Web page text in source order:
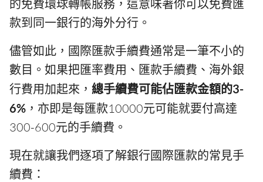
的免費環球轉帳服務，這意味著你可以免費匯
款到同一銀行的海外分行。
儘管如此，國際匯款手續費通常是一筆不小的
數目。如果把匯率費用、匯款手續費、海外銀
行費用加起來， 總手續費可能佔匯款金額的3-
6% ，亦即是每匯款10000元可能就要付高達
300-600元的手續費。
現在就讓我們逐項了解銀行國際匯款的常見手
續費：